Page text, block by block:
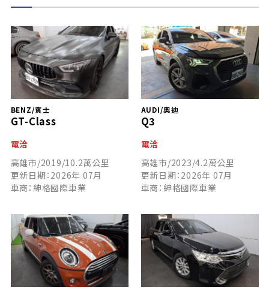
BENZ/賓士
GT-Class
電洽
高雄市/2019/10.2萬公里
更新日期：2026年 07月
車商：紳格國際車業
AUDI/奧迪
Q3
電洽
高雄市/2023/4.2萬公里
更新日期：2026年 07月
車商：紳格國際車業